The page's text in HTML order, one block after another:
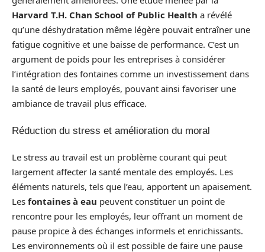
Harvard T.H. Chan School of Public Health a révélé
qu’une déshydratation même légère pouvait entraîner une
fatigue cognitive et une baisse de performance. C’est un
argument de poids pour les entreprises à considérer
l’intégration des fontaines comme un investissement dans
la santé de leurs employés, pouvant ainsi favoriser une
ambiance de travail plus efficace.
Réduction du stress et amélioration du moral
Le stress au travail est un problème courant qui peut
largement affecter la santé mentale des employés. Les
éléments naturels, tels que l’eau, apportent un apaisement.
Les fontaines à eau peuvent constituer un point de
rencontre pour les employés, leur offrant un moment de
pause propice à des échanges informels et enrichissants.
Les environnements où il est possible de faire une pause